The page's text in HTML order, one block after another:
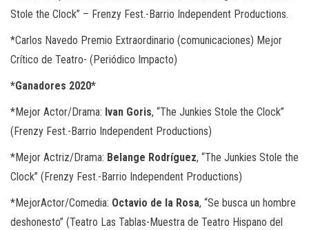
Stole the Clock” – Frenzy Fest.-Barrio Independent Productions.
*Carlos Navedo Premio Extraordinario (comunicaciones) Mejor
Crítico de Teatro- (Periódico Impacto)
*Ganadores 2020*
*Mejor Actor/Drama: Ivan Goris, “The Junkies Stole the Clock”
(Frenzy Fest.-Barrio Independent Productions)
*Mejor Actriz/Drama: Belange Rodríguez, “The Junkies Stole the
Clock” (Frenzy Fest.-Barrio Independent Productions)
*MejorActor/Comedia: Octavio de la Rosa, “Se busca un hombre
deshonesto” (Teatro Las Tablas-Muestra de Teatro Hispano del